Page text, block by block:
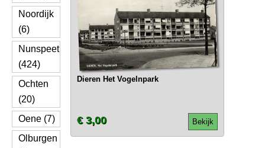
Noordijk
(6)
Nunspeet
(424)
Ochten
(20)
Oene (7)
Olburgen
Dieren Het Vogelnpark
Bekijk
€ 3,00